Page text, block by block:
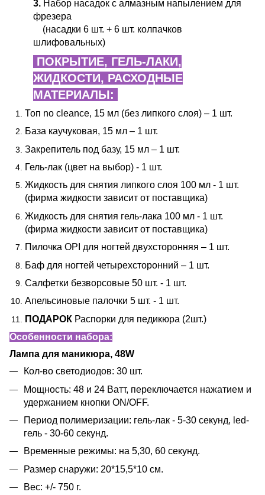
3. Набор насадок с алмазным напылением для
фрезера
(насадки 6 шт. + 6 шт. колпачков
шлифовальных)
ПОКРЫТИЕ, ГЕЛЬ-ЛАКИ,
ЖИДКОСТИ, РАСХОДНЫЕ
МАТЕРИАЛЫ:
Топ no cleance, 15 мл (без липкого слоя) – 1 шт.
База каучуковая, 15 мл – 1 шт.
Закрепитель под базу, 15 мл – 1 шт.
Гель-лак (цвет на выбор) - 1 шт.
Жидкость для снятия липкого слоя 100 мл - 1 шт.
(фирма жидкости зависит от поставщика)
Жидкость для снятия гель-лака 100 мл - 1 шт.
(фирма жидкости зависит от поставщика)
Пилочка OPI для ногтей двухсторонняя – 1 шт.
Баф для ногтей четырехсторонний – 1 шт.
Салфетки безворсовые 50 шт. - 1 шт.
Апельсиновые палочки 5 шт. - 1 шт.
ПОДАРОК Распорки для педикюра (2шт.)
Особенности набора:
Лампа для маникюра, 48W
Кол-во светодиодов: 30 шт.
Мощность: 48 и 24 Ватт, переключается нажатием и
удержанием кнопки ON/OFF.
Период полимеризации: гель-лак - 5-30 секунд, led-
гель - 30-60 секунд.
Временные режимы: на 5,30, 60 секунд.
Размер снаружи: 20*15,5*10 см.
Вес: +/- 750 г.